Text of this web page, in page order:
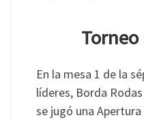
En la mesa 1 de la
líderes, Borda
se jugó una